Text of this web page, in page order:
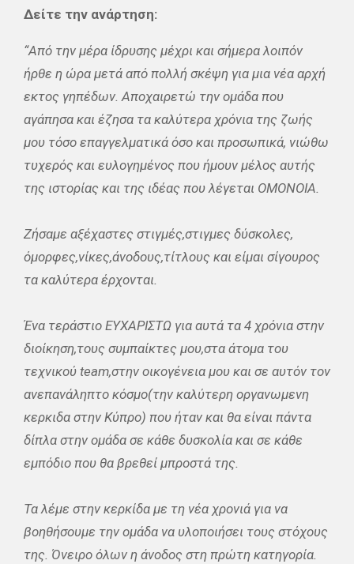
Δείτε την ανάρτηση:
“Από την μέρα ίδρυσης μέχρι και σήμερα λοιπόν
ήρθε η ώρα μετά από πολλή σκέψη για μια νέα αρχή
εκτος γηπέδων. Αποχαιρετώ την ομάδα που
αγάπησα και έζησα τα καλύτερα χρόνια της ζωής
μου τόσο επαγγελματικά όσο και προσωπικά, νιώθω
τυχερός και ευλογημένος που ήμουν μέλος αυτής
της ιστορίας και της ιδέας που λέγεται ΟΜΟΝΟΙΑ.
Ζήσαμε αξέχαστες στιγμές,στιγμες δύσκολες,
όμορφες,νίκες,άνοδους,τίτλους και είμαι σίγουρος
τα καλύτερα έρχονται.
Ένα τεράστιο ΕΥΧΑΡΙΣΤΩ για αυτά τα 4 χρόνια στην
διοίκηση,τους συμπαίκτες μου,στα άτομα του
τεχνικού team,στην οικογένεια μου και σε αυτόν τον
ανεπανάληπτο κόσμο(την καλύτερη οργανωμενη
κερκιδα στην Κύπρο) που ήταν και θα είναι πάντα
δίπλα στην ομάδα σε κάθε δυσκολία και σε κάθε
εμπόδιο που θα βρεθεί μπροστά της.
Τα λέμε στην κερκίδα με τη νέα χρονιά για να
βοηθήσουμε την ομάδα να υλοποιήσει τους στόχους
της. Όνειρο όλων η άνοδος στη πρώτη κατηγορία.